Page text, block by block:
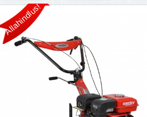
Allahindlus!